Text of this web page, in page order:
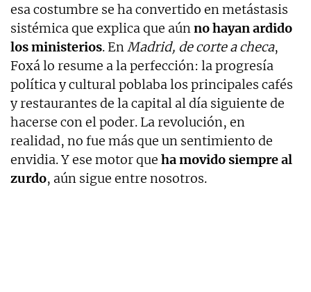
esa costumbre se ha convertido en metástasis
sistémica que explica que aúnno hayan ardido
los ministerios. EnMadrid, de corte a checa,
Foxá lo resume a la perfección: la progresía
política y cultural poblaba los principales cafés
y restaurantes de la capital al día siguiente de
hacerse con el poder. La revolución, en
realidad, no fue más que un sentimiento de
envidia. Y ese motor que ha movido siempre al
zurdo, aún sigue entre nosotros.